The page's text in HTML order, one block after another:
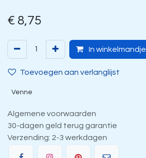
€ 8,75
In winkelmandje
Toevoegen aan verlanglijst
Venne
Algemene voorwaarden
30-dagen geld terug garantie
Verzending: 2-3 werkdagen